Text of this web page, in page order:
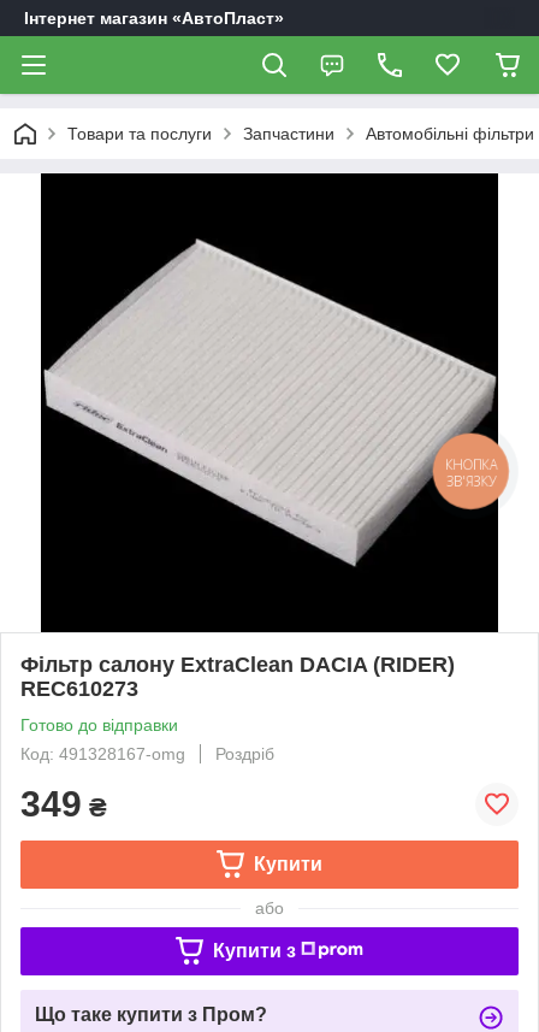
Інтернет магазин «АвтоПласт»
Товари та послуги Запчастини Автомобільні фільтри
Фільтр салону ExtraClean DACIA (RIDER)
REC610273
Готово до відправки
Код: 491328167-omg
Роздріб
349 ₴
Купити
або
Купити з
Що таке купити з Пром?
КНОПКА
ЗВ'ЯЗКУ